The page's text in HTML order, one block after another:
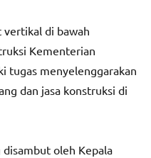
vertikal di bawah
Kementerian
tugas menyelenggarakan
dan jasa konstruksi di
disambut oleh Kepala